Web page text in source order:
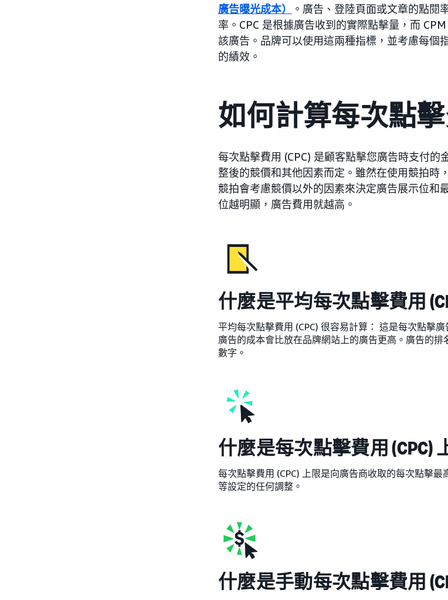
廣告曝光成本）
。廣告、登陸頁面或文章的點閱
率。CPC 是根據廣告收到的實際點擊量，而
該廣告。品牌可以使用這兩種指標，並考慮每個
的績效。
如何計算每次點擊
每次點擊費用 (CPC) 是顧客點擊您廣告時支付的
整後的競價和其他因素而定。雖然在使用競拍時
競拍會考慮競價以外的因素來決定廣告展示位和
位越明顯，廣告費用就越高。
什麼是平均每次點擊費用
平均每次點擊費用 (CPC) 很容易計算： 這是每次點擊
廣告的成本會比放在品牌網站上的廣告更高。廣告的
數字。
什麼是每次點擊費用 (CPC)
每次點擊費用 (CPC) 上限是向廣告商收取的每次點擊
等設定的任何調整。
什麼是手動每次點擊費用